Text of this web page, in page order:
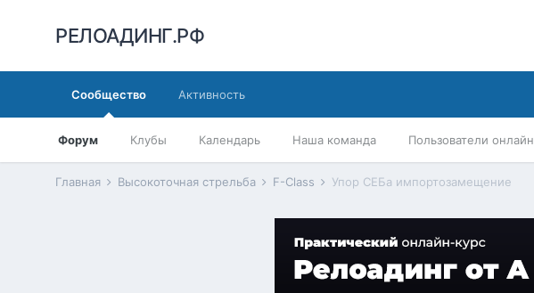
РЕЛОАДИНГ.РФ
Сообщество
Форум Клубы Календарь Наша команда Пользователи онлайн
Активность
Главная Высокоточная стрельба F-Class Упор СЕБа импортозамещение